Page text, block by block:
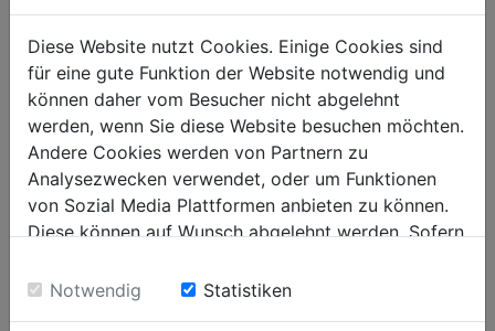
volume level and vibration
sound power level in dB(A)
sound pressure level in dB(A)
71
weight
gross weight in kg
135
net weight in kg
Diese Website nutzt Cookies. Einige Cookies sind
für eine gute Funktion der Website notwendig und
können daher vom Besucher nicht abgelehnt
werden, wenn Sie diese Website besuchen möchten.
Andere Cookies werden von Partnern zu
Analysezwecken verwendet, oder um Funktionen
von Sozial Media Plattformen anbieten zu können.
Diese können auf Wunsch abgelehnt werden. Sofern
Einwilligung zu unseren Cookies.
Notwendig Statistiken